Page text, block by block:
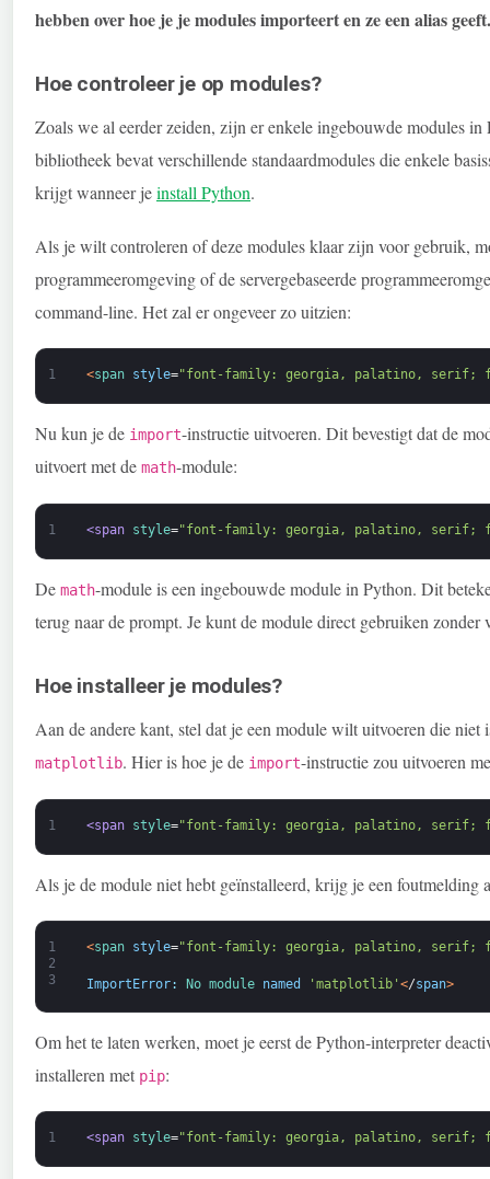
hebben over hoe je je modules importeert en ze een alias geeft.
Hoe controleer je op modules?
Zoals we al eerder zeiden, zijn er enkele ingebouwde modules
bibliotheek bevat verschillende standaardmodules die enkele
krijgt wanneer jeinstall Python.
Als je wilt controleren of deze modules klaar zijn voor gebruik,
programmeeromgeving of de servergebaseerde
command-line. Het zal er ongeveer zo uitzien:
1 <span style="font-family: georgia, palatino, serif;
Nu kun je de import-instructie uitvoeren. Dit bevestigt dat de
uitvoert met de math-module:
1 <span style="font-family: georgia, palatino, serif;
De math-module is een ingebouwde module in Python. Dit
terug naar de prompt. Je kunt de module direct gebruiken zonder
Hoe installeer je modules?
Aan de andere kant, stel dat je een module wilt uitvoeren die
matplotlib. Hier is hoe je de import-instructie zou uitvoeren
1 <span style="font-family: georgia, palatino, serif;
Als je de module niet hebt geïnstalleerd, krijg je een foutmelding
1
2
3
<span style="font-family: georgia, palatino, serif;
ImportError: No module named 'matplotlib' </span>
Om het te laten werken, moet je eerst de Python-interpreter
installeren met pip:
1 <span style="font-family: georgia, palatino, serif;